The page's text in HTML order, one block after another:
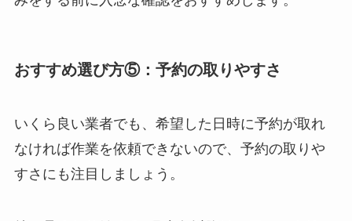
おすすめ選び方⑤：予約の取りやすさ
いくら良い業者でも、希望した日時に予約が取れ
なければ作業を依頼できないので、予約の取りや
すさにも注目しましょう。